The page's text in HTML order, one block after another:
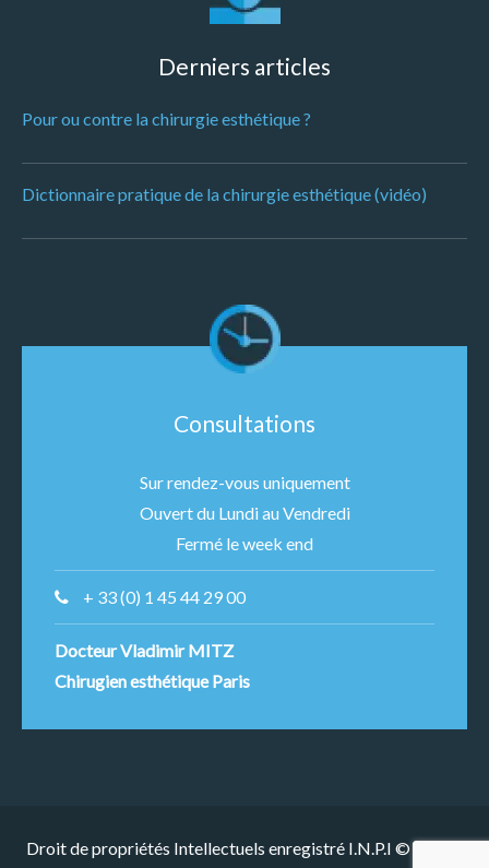
Derniers articles
Pour ou contre la chirurgie esthétique ?
Dictionnaire pratique de la chirurgie esthétique (vidéo)
Consultations
Sur rendez-vous uniquement
Ouvert du Lundi au Vendredi
Fermé le week end
+ 33 (0) 1 45 44 29 00
Docteur Vladimir MITZ
Chirugien esthétique Paris
Droit de propriétés Intellectuels enregistré I.N.P.I © 2024 -